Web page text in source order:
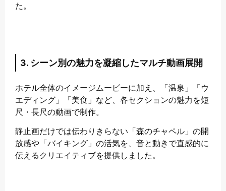
た。
3. シーン別の魅力を凝縮したマルチ動画展開
ホテル全体のイメージムービーに加え、「温泉」「ウ
エディング」「美食」など、各セクションの魅力を短
尺・長尺の動画で制作。
静止画だけでは伝わりきらない「森のチャペル」の開
放感や「バイキング」の活気を、音と動きで直感的に
伝えるクリエイティブを提供しました。